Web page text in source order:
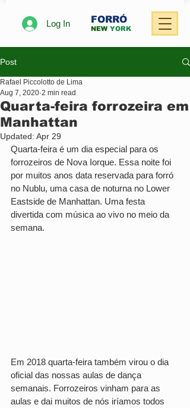
Log In FORRÓ
NEW YORK
Post
Quarta-feira forrozeira em
Manhattan
Rafael Piccolotto de Lima
Aug 7, 2020 2 min read
Updated: Apr 29
Quarta-feira é um dia especial para os
forrozeiros de Nova Iorque. Essa noite foi
por muitos anos data reservada para forró
no Nublu, uma casa de noturna no Lower
Eastside de Manhattan. Uma festa
divertida com música ao vivo no meio da
semana.
Em 2018 quarta-feira também virou o dia
oficial das nossas aulas de dança
semanais. Forrozeiros vinham para as
aulas e dai muitos de nós iríamos todos